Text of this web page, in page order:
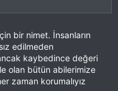
bir nimet. İnsanların
edilmeden
kaybedince değeri
olan bütün abilerimize
zaman korumalıyız